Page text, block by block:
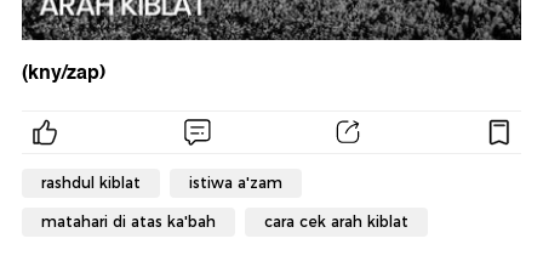
(kny/zap)
rashdul kiblat istiwa a'zam
matahari di atas ka'bah cara cek arah kiblat